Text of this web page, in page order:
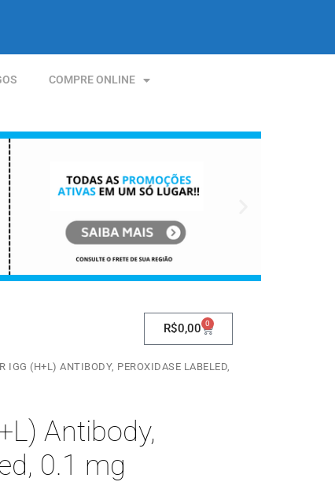
COMPRE ONLINE
R$0,00 0
IGG (H+L) ANTIBODY, PEROXIDASE LABELED,
Antibody,
0.1 mg